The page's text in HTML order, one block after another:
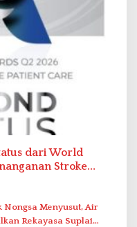
dari World
Stroke
Nongsa Menyusut, Air
Rekayasa Suplai